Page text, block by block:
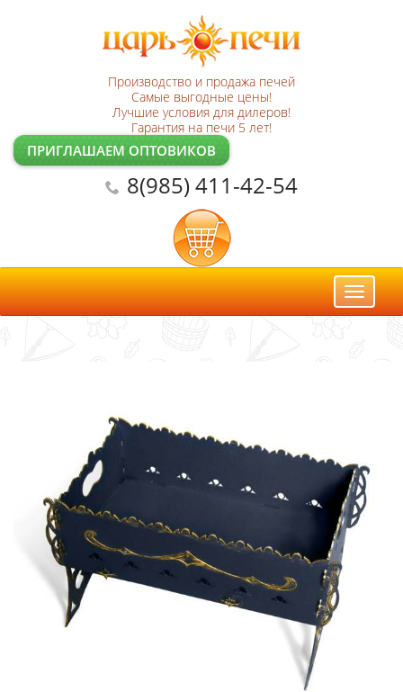
Производство и продажа печей
Самые выгодные цены!
Лучшие условия для дилеров!
Гарантия на печи 5 лет!
ПРИГЛАШАЕМ ОПТОВИКОВ
8(985) 411-42-54
Toggle